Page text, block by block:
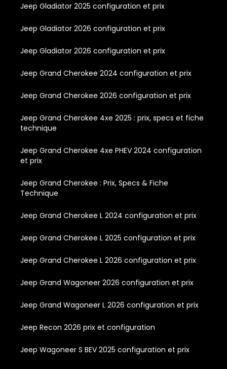
Jeep Gladiator 2025 configuration et prix
Jeep Gladiator 2026 configuration et prix
Jeep Gladiator 2026 configuration et prix
Jeep Grand Cherokee 2024 configuration et prix
Jeep Grand Cherokee 2026 configuration et prix
Jeep Grand Cherokee 4xe 2025 : prix, specs et fiche
technique
Jeep Grand Cherokee 4xe PHEV 2024 configuration
et prix
Jeep Grand Cherokee : Prix, Specs & Fiche
Technique
Jeep Grand Cherokee L 2024 configuration et prix
Jeep Grand Cherokee L 2025 configuration et prix
Jeep Grand Cherokee L 2026 configuration et prix
Jeep Grand Wagoneer 2026 configuration et prix
Jeep Grand Wagoneer L 2026 configuration et prix
Jeep Recon 2026 prix et configuration
Jeep Wagoneer S BEV 2025 configuration et prix